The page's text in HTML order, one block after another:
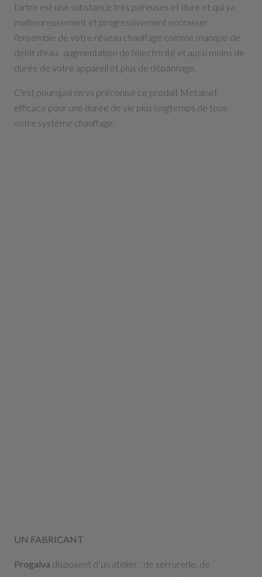
tartre est une substance très poreuses et dure et qui va
malheureusement et progressivement encrasser
l'ensemble de votre réseau chauffage comme manque de
débit d'eau, augmentation de l'électricité et aussi moins de
durée de votre appareil et plus de dépannage.
C'est pourquoi on vs préconise ce produit Metalnet
efficace pour une durée de vie plus longtemps de tous
votre système chauffage.
UN FABRICANT
Progalva disposent d’un atelier : de serrurerie, de